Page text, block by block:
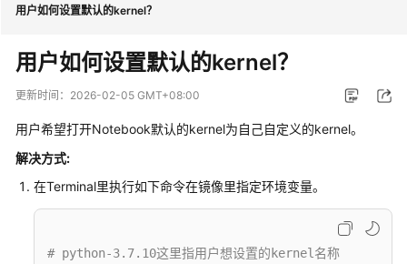
新
动
服
务
公
告
用户如何设置默认的kernel？
用户如何设置默认的kernel？
更新时间： 2026-02-05 GMT+08:00
用户希望打开Notebook默认的kernel为自己自定义的kernel。
解决方式:
在Terminal里执行如下命令在镜像里指定环境变量。
# python-3.7.10这里指用户想设置的kernel名称